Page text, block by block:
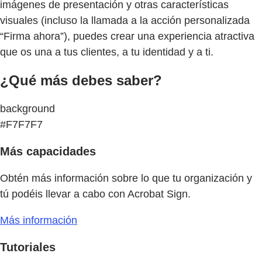
imágenes de presentación y otras características
visuales (incluso la llamada a la acción personalizada
“Firma ahora”), puedes crear una experiencia atractiva
que os una a tus clientes, a tu identidad y a ti.
¿Qué más debes saber?
background
#F7F7F7
Más capacidades
Obtén más información sobre lo que tu organización y
tú podéis llevar a cabo con Acrobat Sign.
Más información
Tutoriales